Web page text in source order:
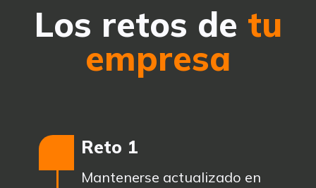
Los retos de tu
empresa
Reto 1
Mantenerse actualizado en